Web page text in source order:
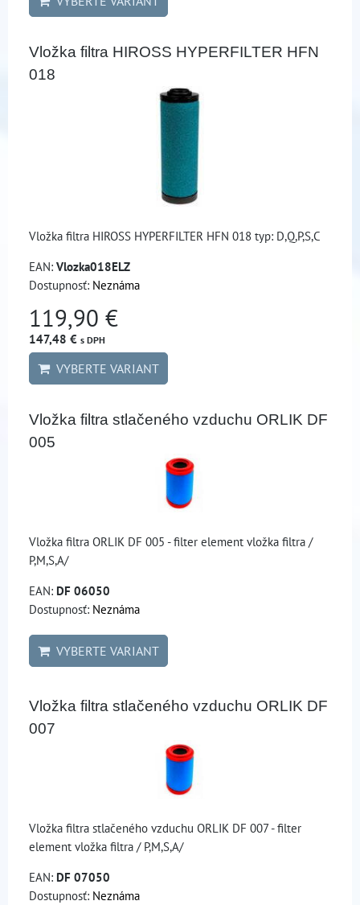
Vložka filtra HIROSS HYPERFILTER HFN
018
Vložka filtra HIROSS HYPERFILTER HFN 018 typ: D,Q,P,S,C
EAN: Vlozka018ELZ
Dostupnosť: Neznáma
119,90 €
147,48 € s DPH
VYBERTE VARIANT
Vložka filtra stlačeného vzduchu ORLIK DF
005
Vložka filtra ORLIK DF 005 - filter element vložka filtra /
P,M,S,A/
EAN: DF 06050
Dostupnosť: Neznáma
VYBERTE VARIANT
Vložka filtra stlačeného vzduchu ORLIK DF
007
Vložka filtra stlačeného vzduchu ORLIK DF 007 - filter
element vložka filtra / P,M,S,A/
EAN: DF 07050
Dostupnosť: Neznáma